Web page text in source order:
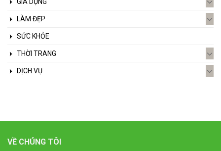
LÀM ĐẸP
SỨC KHỎE
THỜI TRANG
DỊCH VỤ
VỀ CHÚNG TÔI